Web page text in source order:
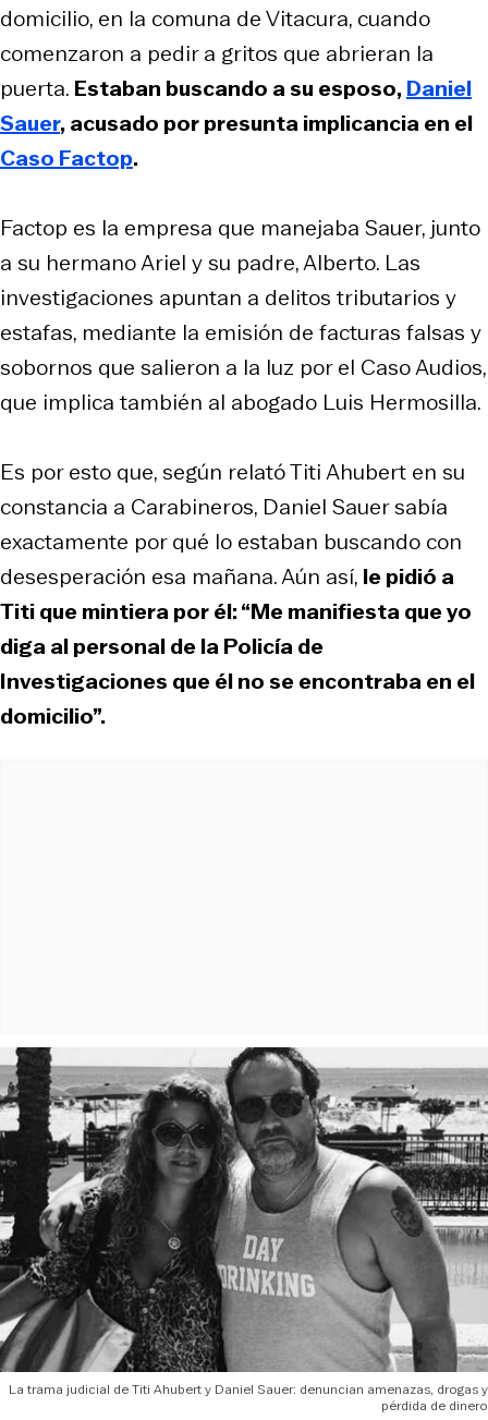
domicilio, en la comuna de Vitacura, cuando
comenzaron a pedir a gritos que abrieran la
puerta. Estaban buscando a su esposo,Daniel
Sauer, acusado por presunta implicancia en el
Caso Factop.
Factop es la empresa que manejaba Sauer, junto
a su hermano Ariel y su padre, Alberto. Las
investigaciones apuntan a delitos tributarios y
estafas, mediante la emisión de facturas falsas y
sobornos que salieron a la luz por el Caso Audios,
que implica también al abogado Luis Hermosilla.
Es por esto que, según relató Titi Ahubert en su
constancia a Carabineros, Daniel Sauer sabía
exactamente por qué lo estaban buscando con
desesperación esa mañana. Aún así, le pidió a
Titi que mintiera por él: “Me manifiesta que yo
diga al personal de la Policía de
Investigaciones que él no se encontraba en el
domicilio”.
La trama judicial de Titi Ahubert y Daniel Sauer: denuncian amenazas, drogas y
pérdida de dinero